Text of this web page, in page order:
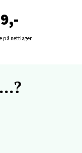
på nettlager